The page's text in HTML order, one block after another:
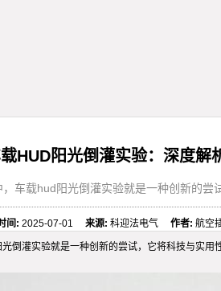
HUD阳光倒灌实验：深度解
车载hud阳光倒灌实验就是一种创新的
间: 2025-07-01来源: 科迎法电气作者: 航空
倒灌实验就是一种创新的尝试，它将科技与实